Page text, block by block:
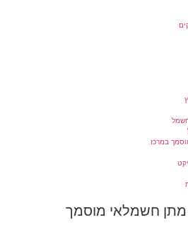
במרכז
חשמלאי מוסמך